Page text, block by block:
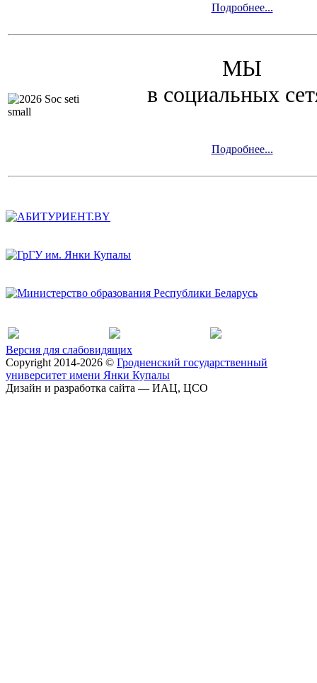
Подробнее...
МЫ
в социальных
Подробнее...
Версия для слабовидящих
Copyright 2014-2026 © Гродненский государственный
университет имени Янки Купалы
Дизайн и разработка сайта — ИАЦ, ЦСО